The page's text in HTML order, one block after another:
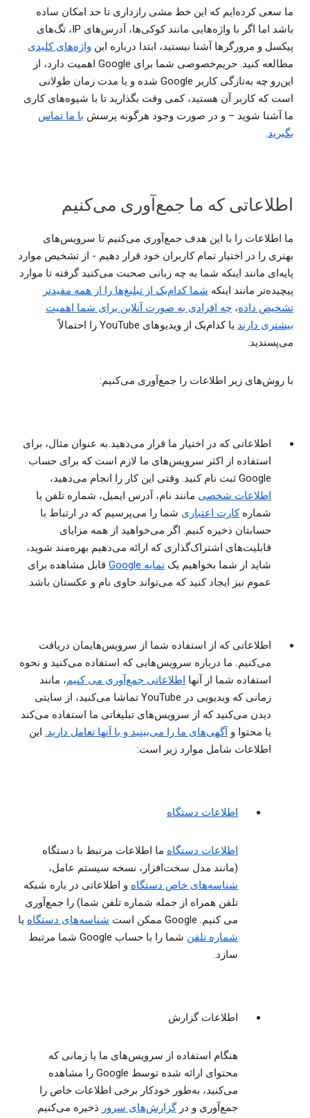
ما سعی کرده‌ایم که این خط مشی رازداری تا حد امکان ساده
باشد اما اگر با واژه‌هایی مانند کوکی‌ها، آدرس‌های IP، تگ‌های
پیکسل و مرورگر‌ها آشنا نیستید، ابتدا درباره این واژه‌های کلیدی
مطالعه کنید. حریم‌خصوصی شما برای Google اهمیت دارد، از
این‌رو چه به‌تازگی کاربر Google شده‌ و یا مدت زمان طولانی
است که کاربر آن هستید، کمی وقت بگذارید تا با شیوه‌های کاری
ما آشنا شوید – و در صورت وجود هرگونه پرسش با ما تماس
بگیرید.
اطلاعاتی که ما جمع‌آوری می‌کنیم
ما اطلاعات را با این هدف جمع‌آوری می‌کنیم تا سرویس‌های
بهتری را در اختیار تمام کاربران خود قرار دهیم - از تشخیص موارد
پایه‌ای مانند اینکه شما به چه زبانی صحبت می‌کنید گرفته تا موارد
پیچیده‌تر مانند اینکه شما کدام‌یک از تبلیغ‌ها را از همه مفید‌تر
تشخیص داده، چه افرادی به صورت آنلاین برای شما اهمیت
بیشتری دارند
یا کدام‌یک از ویدیوهای YouTube را احتمالاً
می‌پسندید.
با روش‌های زیر اطلاعات را جمع‌آوری می‌کنیم:
اطلاعاتی که در اختیار ما قرار می‌دهید.به عنوان مثال، برای
استفاده از اکثر سرویس‌های ما لازم است که برای حساب
Google ثبت نام کنید. وقتی این کار را انجام می‌دهید،
اطلاعات شخصی مانند نام، آدرس ایمیل، شماره تلفن یا
شمارهکارت اعتباری شما را می‌پرسیم که در ارتباط با
حسابتان ذخیره کنیم. اگر می‌خواهید از همه مزایای
قابلیت‌های اشتراک‌گذاری که ارائه می‌دهیم بهره‌مند شوید،
شاید از شما بخواهیم یک نمایه Google‏
قابل مشاهده برای
عموم نیز ایجاد کنید که می‌تواند حاوی نام و عکستان باشد.
اطلاعاتی که از استفاده شما از سرویس‌هایمان دریافت
می‌کنیم. ما درباره سرویس‌هایی که استفاده می‌کنید و نحوه
استفاده شما از آنها اطلاعاتی جمع‌آوری می کنیم، مانند
زمانی که ویدیویی در YouTube تماشا می‌کنید، از سایتی
دیدن می‌کنید که از سرویس‌های تبلیغاتی ما استفاده می‌کند
یا محتوا و آگهی‌های ما را می‌بینید و با آنها تعامل دارید. این
اطلاعات شامل موارد زیر است:
اطلاعات دستگاه
اطلاعات دستگاه ما اطلاعات مرتبط با دستگاه
(مانند مدل سخت‌افزار، نسخه سیستم عامل،
شناسه‌های خاص دستگاه و اطلاعاتی در باره شبکه
تلفن همراه از جمله شماره تلفن شما) را جمع‌آوری
می کنیم. Google ممکن است ‏
‏‏شناسه‌های دستگاه یا
شماره تلفن
شما را با حساب Google شما مرتبط
سازد.
اطلاعات گزارش
هنگام استفاده از سرویس‌های ما یا زمانی که
محتوای ارائه شده توسط Google را مشاهده
می‌کنید، به‌طور خودکار برخی اطلاعات خاص را
جمع‌آوری و درگزارش‌های سرور ذخیره می‌کنیم.